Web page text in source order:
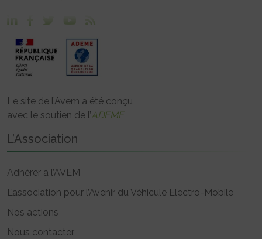
Le site de l’Avem a été conçu
avec le soutien de l’ADEME
L’Association
Adhérer à l’AVEM
L’association pour l’Avenir du Véhicule Electro-Mobile
Nos actions
Nous contacter